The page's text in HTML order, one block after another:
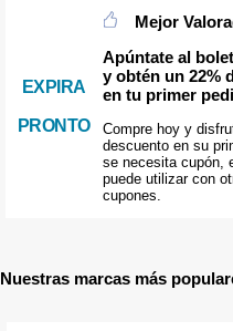
EXPIRA
PRONTO
Mejor
Apúntate al
y obtén un 22%
en tu primer
Compre hoy y
descuento en su
se necesita cupón,
puede utilizar con
cupones.
Nuestras marcas más